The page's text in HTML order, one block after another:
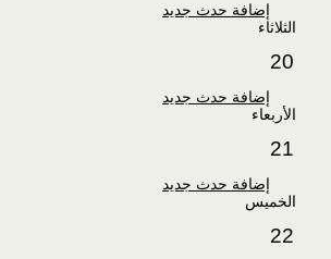
إضافة حدث جديد
الثلاثاء
20
إضافة حدث جديد
الأربعاء
21
إضافة حدث جديد
الخميس
22